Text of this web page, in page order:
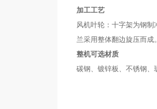
加工工艺
风机叶轮：十字架为钢
兰采用整体翻边旋压而成
整机可选材质
碳钢、镀锌板、不锈钢、